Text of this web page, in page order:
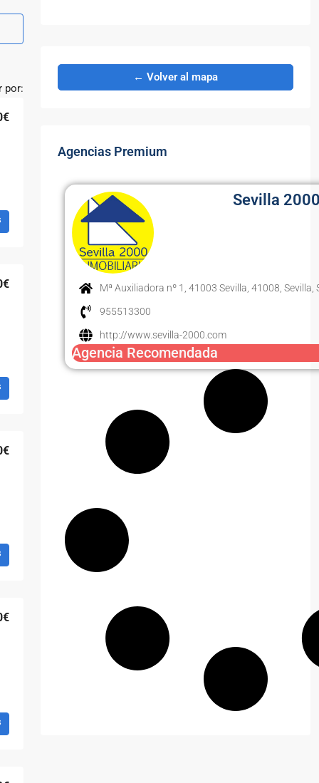
por:
← Volver al mapa
Agencias Premium
Sevilla
Mª Auxiliadora nº 1, 41003 Sevilla, 41008, Sevilla,
955513300
http://www.sevilla-2000.com
Agencia Recomendada